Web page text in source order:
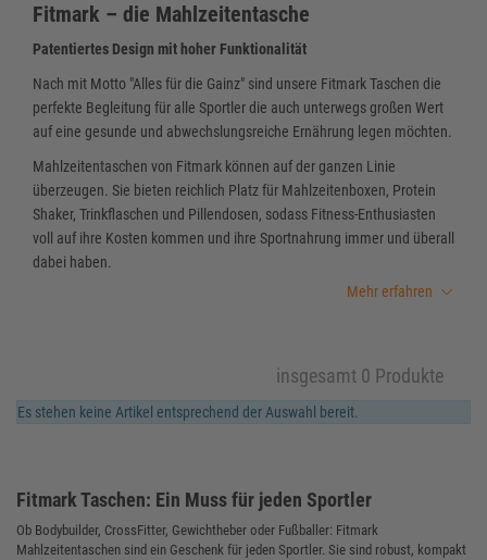
Fitmark – die Mahlzeitentasche
Patentiertes Design mit hoher Funktionalität
Nach mit Motto "Alles für die Gainz" sind unsere Fitmark Taschen die
perfekte Begleitung für alle Sportler die auch unterwegs großen Wert
auf eine gesunde und abwechslungsreiche Ernährung legen möchten.
Mahlzeitentaschen von Fitmark können auf der ganzen Linie
überzeugen. Sie bieten reichlich Platz für Mahlzeitenboxen, Protein
Shaker, Trinkflaschen und Pillendosen, sodass Fitness-Enthusiasten
voll auf ihre Kosten kommen und ihre Sportnahrung immer und überall
dabei haben.
Mehr erfahren
insgesamt 0 Produkte
Es stehen keine Artikel entsprechend der Auswahl bereit.
Fitmark Taschen: Ein Muss für jeden Sportler
Ob Bodybuilder, CrossFitter, Gewichtheber oder Fußballer: Fitmark
Mahlzeitentaschen sind ein Geschenk für jeden Sportler. Sie sind robust, kompakt